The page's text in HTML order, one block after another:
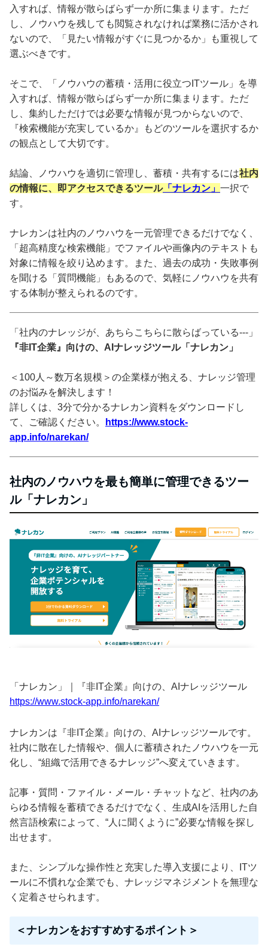
入すれば、情報が散らばらず一か所に集まります。ただ
し、ノウハウを残しても閲覧されなければ業務に活かされ
ないので、「見たい情報がすぐに見つかるか」も重視して
選ぶべきです。
そこで、「ノウハウの蓄積・活用に役立つITツール」を導
入すれば、情報が散らばらず一か所に集まります。ただ
し、集約しただけでは必要な情報が見つからないので、
『検索機能が充実しているか』もどのツールを選択するか
の観点として大切です。
結論、ノウハウを適切に管理し、蓄積・共有するには社内
の情報に、即アクセスできるツール「ナレカン」 一択で
す。
ナレカンは社内のノウハウを一元管理できるだけでなく、
「超高精度な検索機能」でファイルや画像内のテキストも
対象に情報を絞り込めます。また、過去の成功・失敗事例
を聞ける「質問機能」もあるので、気軽にノウハウを共有
する体制が整えられるのです。
「社内のナレッジが、あちらこちらに散らばっている---」
『非IT企業』向けの、AIナレッジツール「ナレカン」
＜100人～数万名規模＞の企業様が抱える、ナレッジ管理
のお悩みを解決します！
詳しくは、3分で分かるナレカン資料をダウンロードし
て、ご確認ください。
https://www.stock-
app.info/narekan/
社内のノウハウを最も簡単に管理できるツー
ル「ナレカン」
「ナレカン」｜『非IT企業』向けの、AIナレッジツール
https://www.stock-app.info/narekan/
ナレカンは『非IT企業』向けの、AIナレッジツールです。
社内に散在した情報や、個人に蓄積されたノウハウを一元
化し、“組織で活用できるナレッジ”へ変えていきます。
記事・質問・ファイル・メール・チャットなど、社内のあ
らゆる情報を蓄積できるだけでなく、生成AIを活用した自
然言語検索によって、“人に聞くように”必要な情報を探し
出せます。
また、シンプルな操作性と充実した導入支援により、ITツ
ールに不慣れな企業でも、ナレッジマネジメントを無理な
く定着させられます。
＜ナレカンをおすすめするポイント＞